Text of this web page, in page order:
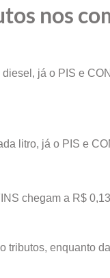
nos
já o PIS e
litro, já o PIS e
chegam a R$
enquanto